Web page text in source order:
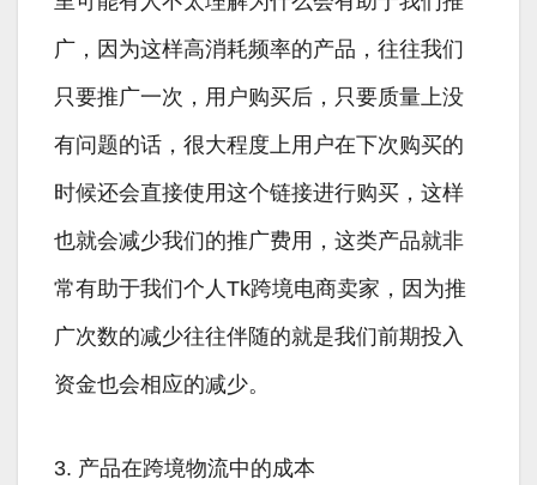
广，因为这样高消耗频率的产品，往往我们
只要推广一次，用户购买后，只要质量上没
有问题的话，很大程度上用户在下次购买的
时候还会直接使用这个链接进行购买，这样
也就会减少我们的推广费用，这类产品就非
常有助于我们个人Tk跨境电商卖家，因为推
广次数的减少往往伴随的就是我们前期投入
资金也会相应的减少。
3. 产品在跨境物流中的成本